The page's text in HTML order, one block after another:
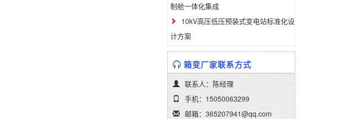
制舱一体化集成
10kV高压低压预装式变电站标准化设
计方案
箱变厂家联系方式
联系人：陈经理
手机：15050063299
邮箱：365207941@qq.com